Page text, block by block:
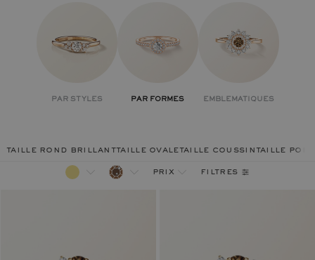
PAR STYLES PAR FORMES EMBLEMATIQUES
taille rond brillanttaille ovaletaille coussin taille
prix filtres